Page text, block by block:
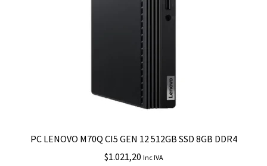
PC LENOVO M70Q CI5 GEN 12 512GB SSD 8GB DDR4
$1.021,20 Inc IVA